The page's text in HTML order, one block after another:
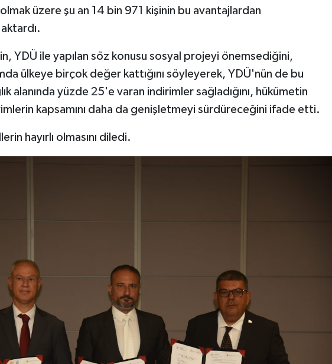
olmak üzere şu an 14 bin 971 kişinin bu avantajlardan
YDÜ ile yapılan söz konusu sosyal projeyi önemsediğini,
ülkeye birçok değer kattığını söyleyerek, YDÜ'nün de bu
alanında yüzde 25'e varan indirimler sağladığını, hükümetin
kapsamını daha da genişletmeyi sürdüreceğini ifade etti.
hayırlı olmasını diledi.